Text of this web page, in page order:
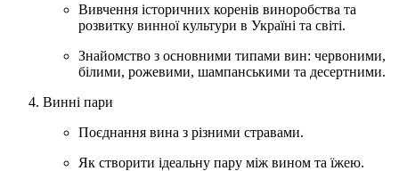
Вивчення історичних коренів виноробства та
розвитку винної культури в Україні та світі.
Знайомство з основними типами вин: червоними,
білими, рожевими, шампанськими та десертними.
Винні пари
Поєднання вина з різними стравами.
Як створити ідеальну пару між вином та їжею.